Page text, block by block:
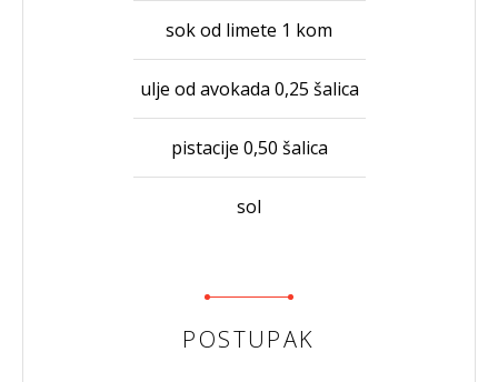
sok od limete 1 kom
ulje od avokada 0,25 šalica
pistacije 0,50 šalica
sol
POSTUPAK